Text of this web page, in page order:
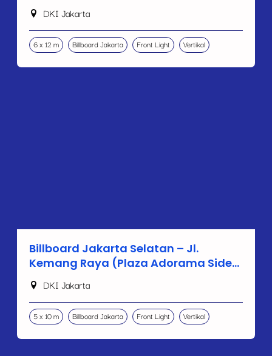
DKI Jakarta
6 x 12 m Billboard Jakarta Front Light Vertikal
Billboard Jakarta Selatan – Jl.
Kemang Raya (Plaza Adorama Side
A) DKI Jakarta
5 x 10 m Billboard Jakarta Front Light Vertikal